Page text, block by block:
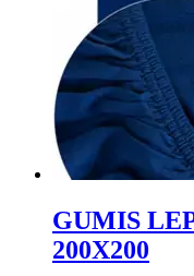
GUMIS
200X200